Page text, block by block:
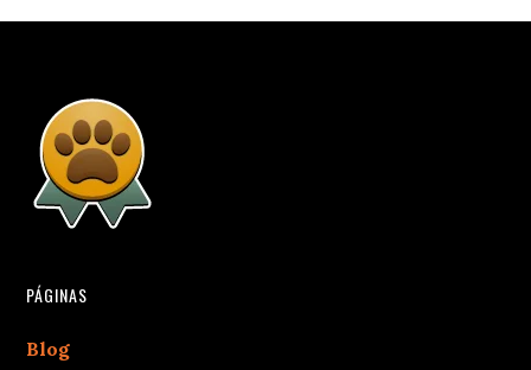
PÁGINAS
Blog